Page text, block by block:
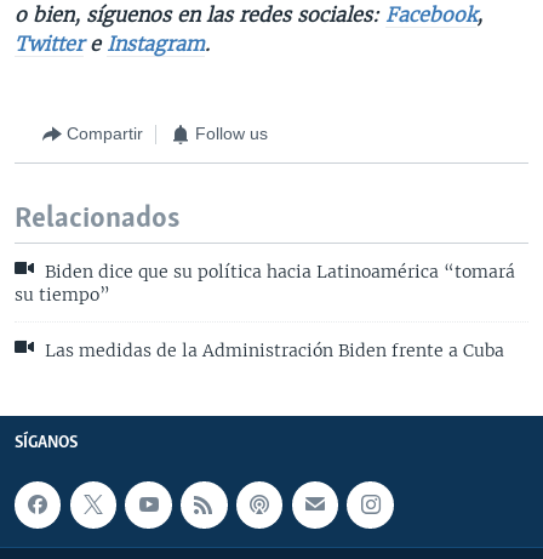
o bien, síguenos en las redes sociales: Facebook,
Twittere Instagram.
Compartir Follow us
Relacionados
Biden dice que su política hacia Latinoamérica “tomará
su tiempo”
Las medidas de la Administración Biden frente a Cuba
SÍGANOS